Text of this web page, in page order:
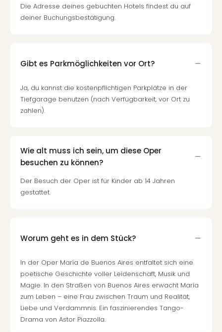
Die Adresse deines gebuchten Hotels findest du auf
deiner Buchungsbestätigung.
Gibt es Parkmöglichkeiten vor Ort?
Ja, du kannst die kostenpflichtigen Parkplätze in der
Tiefgarage benutzen (nach Verfügbarkeit, vor Ort zu
zahlen).
Wie alt muss ich sein, um diese Oper
besuchen zu können?
Der Besuch der Oper ist für Kinder ab 14 Jahren
gestattet.
Worum geht es in dem Stück?
In der Oper María de Buenos Aires entfaltet sich eine
poetische Geschichte voller Leidenschaft, Musik und
Magie. In den Straßen von Buenos Aires erwacht María
zum Leben – eine Frau zwischen Traum und Realität,
Liebe und Verdammnis. Ein faszinierendes Tango-
Drama von Astor Piazzolla.